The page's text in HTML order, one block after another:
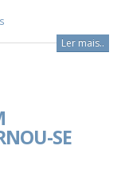
Ler mais..
SE